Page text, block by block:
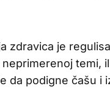
zdravica je
temi,
da podigne čašu